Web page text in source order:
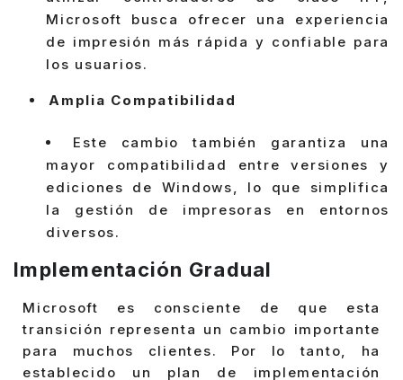
Microsoft busca ofrecer una experiencia
de impresión más rápida y confiable para
los usuarios.
Amplia Compatibilidad
Este cambio también garantiza una
mayor compatibilidad entre versiones y
ediciones de Windows, lo que simplifica
la gestión de impresoras en entornos
diversos.
Implementación Gradual
Microsoft es consciente de que esta
transición representa un cambio importante
para muchos clientes. Por lo tanto, ha
establecido un plan de implementación